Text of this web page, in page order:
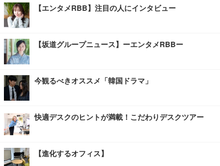
【エンタメRBB】注目の人にインタビュー
【坂道グループニュース】ーエンタメRBBー
今観るべきオススメ「韓国ドラマ」
快適デスクのヒントが満載！こだわりデスクツアー
【進化するオフィス】